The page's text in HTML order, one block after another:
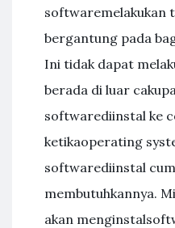
softwaremelakukan
bergantung pada
Ini tidak dapat
berada di luar
softwarediinstal ke
ketikaoperating
softwarediinstal
membutuhkannya.
akan